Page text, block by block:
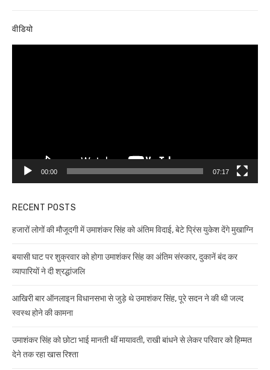
वीडियो
00:00 07:17
RECENT POSTS
हजारों लोगों की मौजूदगी में उमाशंकर सिंह को अंतिम विदाई, बेटे प्रिंस युकेश देंगे मुखाग्नि
बयासी घाट पर शुक्रवार को होगा उमाशंकर सिंह का अंतिम संस्कार, दुकानें बंद कर
व्यापारियों ने दी श्रद्धांजलि
आखिरी बार ऑनलाइन विधानसभा से जुड़े थे उमाशंकर सिंह, पूरे सदन ने की थी जल्द
स्वस्थ होने की कामना
उमाशंकर सिंह को छोटा भाई मानती थीं मायावती, राखी बांधने से लेकर परिवार को हिम्मत
देने तक रहा खास रिश्ता